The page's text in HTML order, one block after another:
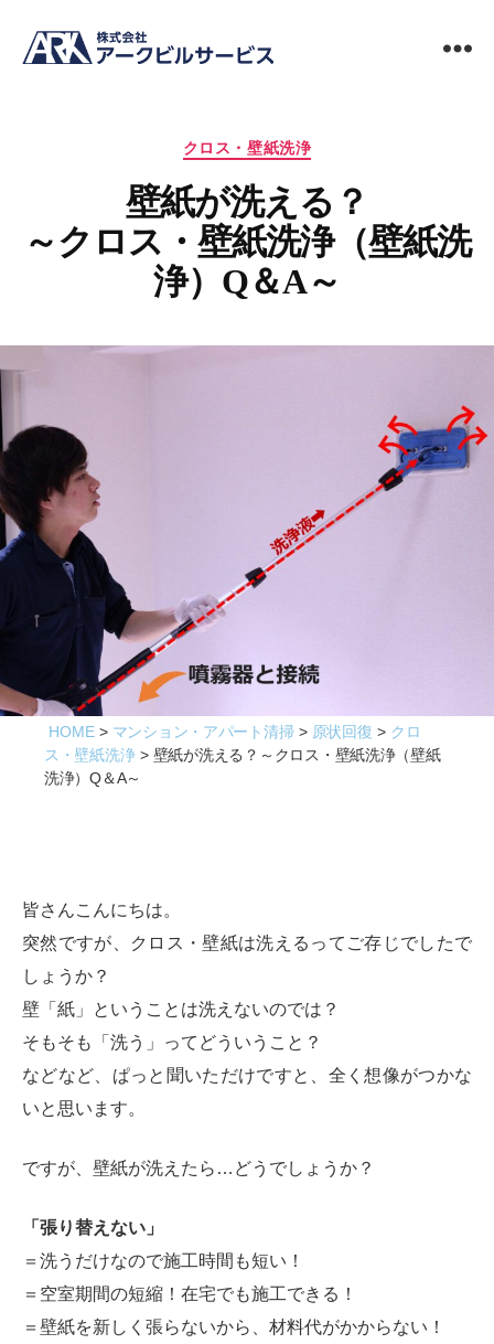
ス
ア
ー
ル
ビ
ス
カ
ゴ
リ
ー
クロス・壁紙洗浄
壁紙が洗える？
～クロス・壁紙洗浄（壁紙洗
浄）Q＆A～
HOME マンション・アパート清掃 原状回復
クロ
ス・壁紙洗浄
壁紙が洗える？～クロス・壁紙洗浄（壁紙
洗浄）Q＆A～
皆さんこんにちは。
突然ですが、クロス・壁紙は洗えるってご存じでしたで
しょうか？
壁「紙」ということは洗えないのでは？
そもそも「洗う」ってどういうこと？
などなど、ぱっと聞いただけですと、全く想像がつかな
いと思います。
ですが、壁紙が洗えたら…どうでしょうか？
「張り替えない」
＝洗うだけなので施工時間も短い！
＝空室期間の短縮！在宅でも施工できる！
＝壁紙を新しく張らないから、材料代がかからない！